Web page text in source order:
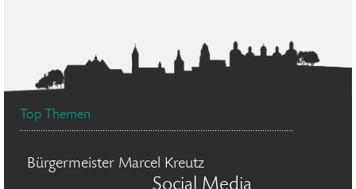
Top Themen
Bürgermeister Marcel Kreutz